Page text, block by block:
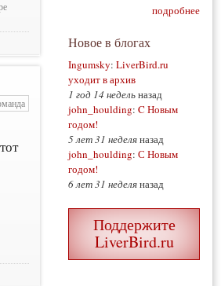
подробнее
Новое в блогах
Ingumsky: LiverBird.ru
уходит в архив
1 год 14 недельназад
john_houlding: C Новым
годом!
5 лет 31 неделяназад
john_houlding: С Новым
годом!
6 лет 31 неделяназад
Поддержите
LiverBird.ru